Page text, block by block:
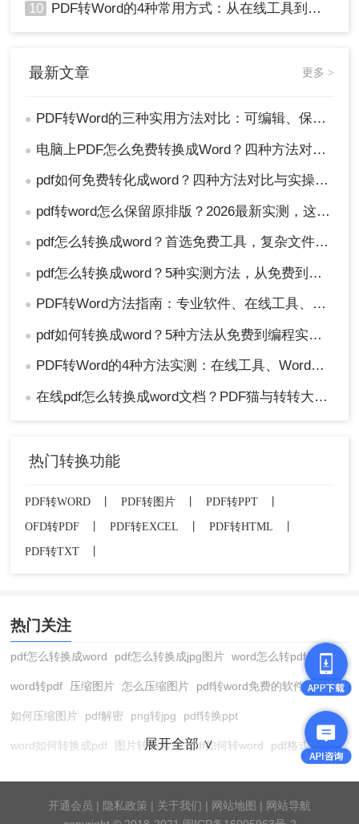
10 PDF转Word的4种常用方式：从在线工具到桌面软件全梳理！
最新文章 更多 >
● PDF转Word的三种实用方法对比：可编辑、保格式、避风险！
● 电脑上PDF怎么免费转换成Word？四种方法对比与实操指南（附详细表格）!
● pdf如何免费转化成word？四种方法对比与实操指南（附详细表格）
● pdf转word怎么保留原排版？2026最新实测，这5种方法从免费到专业全搞定！
● pdf怎么转换成word？首选免费工具，复杂文件再上专业软件！
● pdf怎么转换成word？5种实测方法，从免费到专业全攻略！
● PDF转Word方法指南：专业软件、在线工具、Word内置与改后缀名4种方案对比！
● pdf如何转换成word？5种方法从免费到编程实测对比！
● PDF转Word的4种方法实测：在线工具、Word、Adobe与开源软件对比！！
● 在线pdf怎么转换成word文档？PDF猫与转转大师2种在线工具使用指南与功能对比！
热门转换功能
PDF转WORD PDF转图片 PDF转PPT
OFD转PDF
PDF转EXCEL PDF转HTML
PDF转TXT
热门关注
pdf怎么转换成word pdf怎么转换成jpg图片 word怎么转pdf
word转pdf 压缩图片 怎么压缩图片 pdf转word免费的软件
如何压缩图片 pdf解密 png转jpg pdf转换ppt
word如何转换成pdf 图片转换格式 pdf如何转word pdf格式转换
pdf转cad 图片压缩软件 jpg转换成pdf 在线word转pdf
展开全部 ∨
开通会员 | 隐私政策 | 关于我们 | 网站地图 | 网站导航